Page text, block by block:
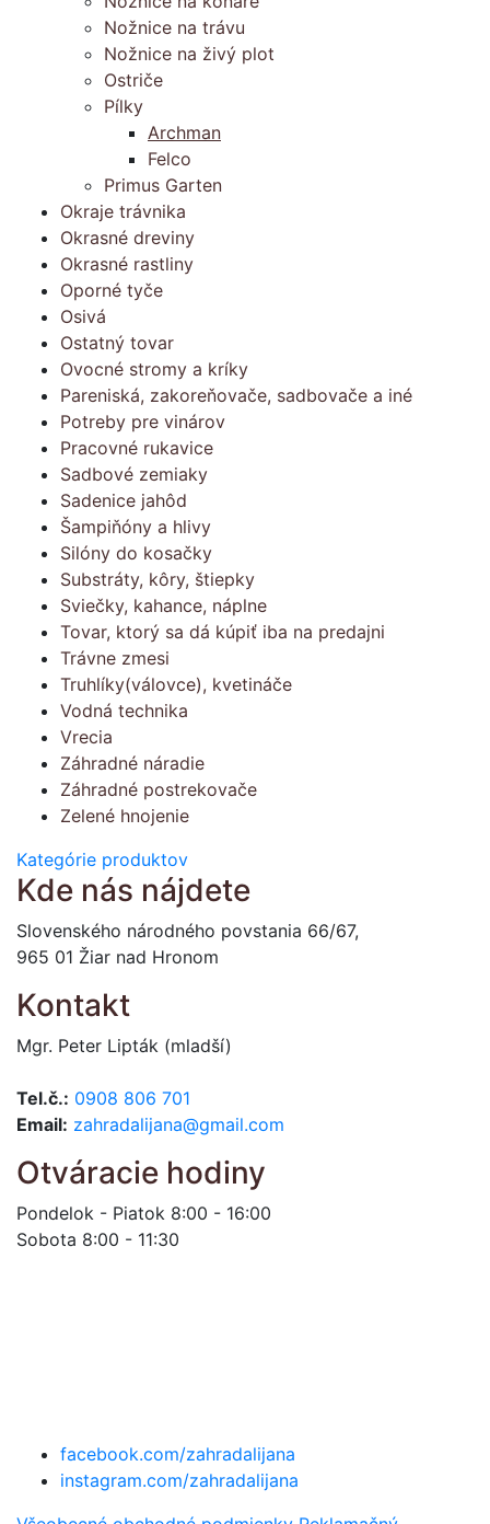
Nožnice na trávu
Nožnice na živý plot
Ostriče
Pílky
Archman
Felco
Primus Garten
Okraje trávnika
Okrasné dreviny
Okrasné rastliny
Oporné tyče
Osivá
Ostatný tovar
Ovocné stromy a kríky
Pareniská, zakoreňovače, sadbovače a iné
Potreby pre vinárov
Pracovné rukavice
Sadbové zemiaky
Sadenice jahôd
Šampiňóny a hlivy
Silóny do kosačky
Substráty, kôry, štiepky
Sviečky, kahance, náplne
Tovar, ktorý sa dá kúpiť iba na predajni
Trávne zmesi
Truhlíky(válovce), kvetináče
Vodná technika
Vrecia
Záhradné náradie
Záhradné postrekovače
Zelené hnojenie
Kategórie produktov
Kde nás nájdete
Slovenského národného povstania 66/67,
965 01 Žiar nad Hronom
Kontakt
Mgr. Peter Lipták (mladší)
Tel.č.: 0908 806 701
Email: zahradalijana@gmail.com
Otváracie hodiny
Pondelok - Piatok 8:00 - 16:00
Sobota 8:00 - 11:30
facebook.com/zahradalijana
instagram.com/zahradalijana